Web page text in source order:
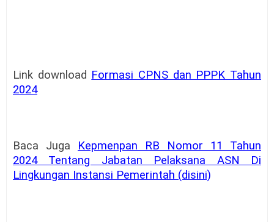
Link download Formasi CPNS dan PPPK Tahun
2024
Baca Juga Kepmenpan RB Nomor 11 Tahun
2024 Tentang Jabatan Pelaksana ASN Di
Lingkungan Instansi Pemerintah (disini)